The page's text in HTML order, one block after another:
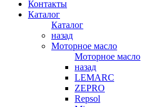
Контакты
Каталог
Каталог
назад
Моторное масло
Моторное масло
назад
LEMARC
ZEPRO
Repsol